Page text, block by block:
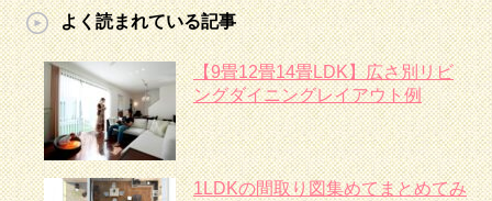
よく読まれている記事
【9畳12畳14畳LDK】広さ別リビ
ングダイニングレイアウト例
1LDKの間取り図集めてまとめてみ